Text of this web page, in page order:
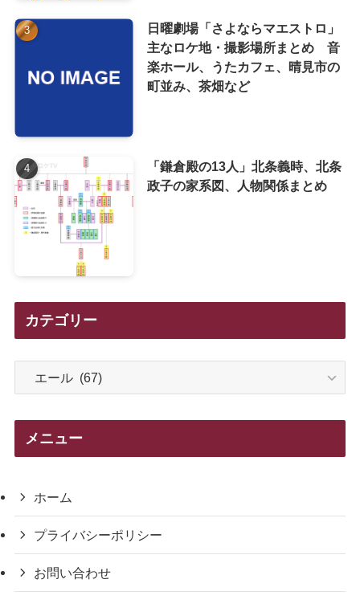
日曜劇場「さよならマエストロ」
主なロケ地・撮影場所まとめ 音
楽ホール、うたカフェ、晴見市の
町並み、茶畑など
「鎌倉殿の13人」北条義時、北条
政子の家系図、人物関係まとめ
カテゴリー
メニュー
ホーム
プライバシーポリシー
お問い合わせ